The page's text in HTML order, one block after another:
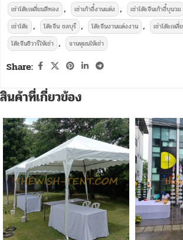
เช่าโต๊ะเหลี่ยมสีทอง , เช่าเก้าอี้งานแต่ง , เช่าโต๊ะจีนเก้าอี้บุนวม
เช่าโต๊ะ , โต๊ะจีน ชลบุรี , โต๊ะจีนงานแต่งงาน , เช่าโต๊ะเหลี่
โต๊ะจีนชิวารีให้เช่า , จานหุมนให้เช่า
Share:
สินค้าที่เกี่ยวข้อง